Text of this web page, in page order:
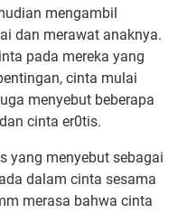
mengambil
dan merawat anaknya.
pada mereka yang
cinta mulai
menyebut beberapa
cinta er0tis.
yang menyebut sebagai
dalam cinta sesama
merasa bahwa cinta